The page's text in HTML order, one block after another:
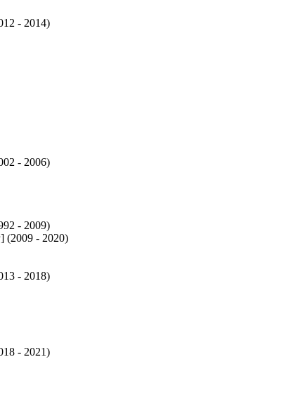
- 2014)
- 2006)
- 2009)
(2009 - 2020)
- 2018)
- 2021)